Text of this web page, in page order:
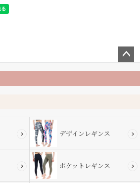
ップ
デザインレギンス
ポケットレギンス